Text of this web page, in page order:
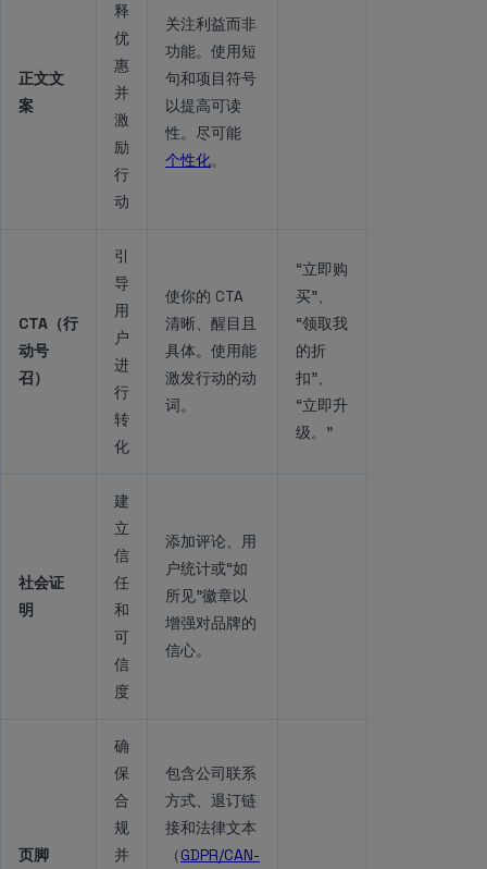
正文文
案
释
优
惠
并
激
励
行
动
关注利益而非
功能。使用短
句和项目符号
以提高可读
性。尽可能
个性化。
CTA（行
动号
召）
引
导
用
户
进
行
转
化
使你的 CTA
清晰、醒目且
具体。使用能
激发行动的动
词。
“立即购
买”、
“领取我
的折
扣”、
“立即升
级。”
社会证
明
建
立
信
任
和
可
信
度
添加评论、用
户统计或“如
所见”徽章以
增强对品牌的
信心。
页脚
确
保
合
规
并
包含公司联系
方式、退订链
接和法律文本
（GDPR/CAN-